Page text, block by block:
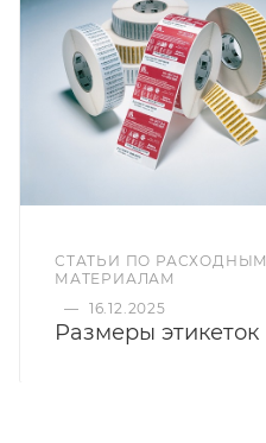
СТАТЬИ ПО РАСХОДНЫМ
МАТЕРИАЛАМ
— 16.12.2025
Размеры этикеток